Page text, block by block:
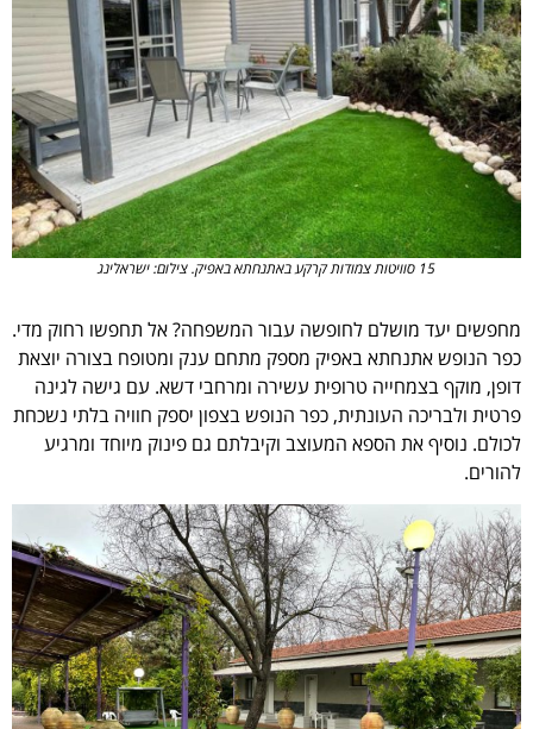
15 סוויטות צמודות קרקע באתנחתא באפיק. צילום: ישראלינג
מחפשים יעד מושלם לחופשה עבור המשפחה? אל תחפשו רחוק מדי.
כפר הנופש אתנחתא באפיק מספק מתחם ענק ומטופח בצורה יוצאת
דופן, מוקף בצמחייה טרופית עשירה ומרחבי דשא. עם גישה לגינה
פרטית ולבריכה העונתית, כפר הנופש בצפון יספק חוויה בלתי נשכחת
לכולם. נוסיף את הספא המעוצב וקיבלתם גם פינוק מיוחד ומרגיע
להורים.